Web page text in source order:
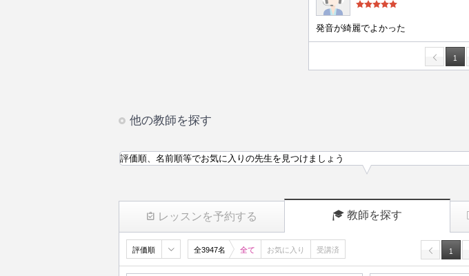
発音が綺麗でよかった
1
他の教師を探す
レッスンを予約する 教師を探す
評価順、名前順等でお気に入りの先生を見つけましょう
評価順 全3947名 全て お気に入り 受講済 1